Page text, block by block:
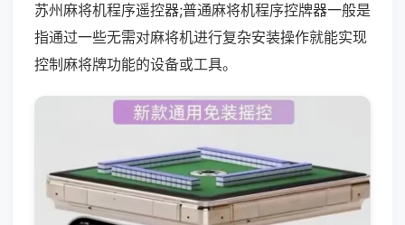
苏州麻将机程序遥控器;普通麻将机程序控牌器一般是
指通过一些无需对麻将机进行复杂安装操作就能实现
控制麻将牌功能的设备或工具。